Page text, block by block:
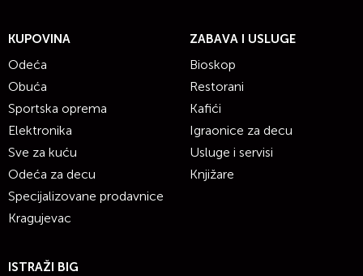
KUPOVINA
Odeća
Obuća
Sportska oprema
Elektronika
Sve za kuću
Odeća za decu
Specijalizovane prodavnice
Kragujevac
ZABAVA I USLUGE
Bioskop
Restorani
Kafići
Igraonice za decu
Usluge i servisi
Knjižare
ISTRAŽI BIG